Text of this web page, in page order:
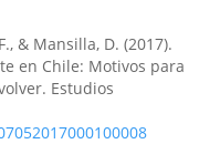
& Mansilla, D. (2017).
en Chile: Motivos para
Estudios